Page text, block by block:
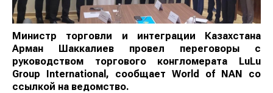
Министр торговли и интеграции Казахстана
Арман Шаккалиев провел переговоры с
руководством торгового конгломерата LuLu
Group International, сообщает World of NAN
со
ссылкой на ведомство.